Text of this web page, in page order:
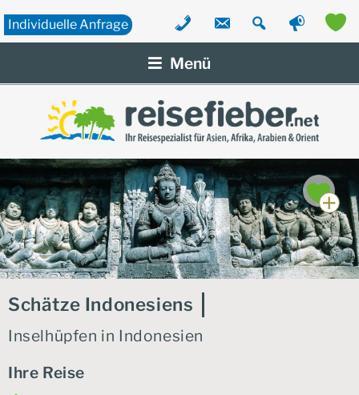
Zum
IndividuelleAnfrage
Menü
Schätze Indonesiens
Inselhüpfen in Indonesien
Ihre Reise